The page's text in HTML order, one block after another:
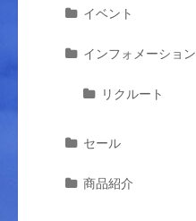
イベント
インフォメーション
リクルート
セール
商品紹介